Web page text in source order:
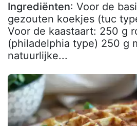
Ingrediënten: Voor de
gezouten koekjes (tuc
Voor de kaastaart: 250 g
(philadelphia type) 250 g
natuurlijke...